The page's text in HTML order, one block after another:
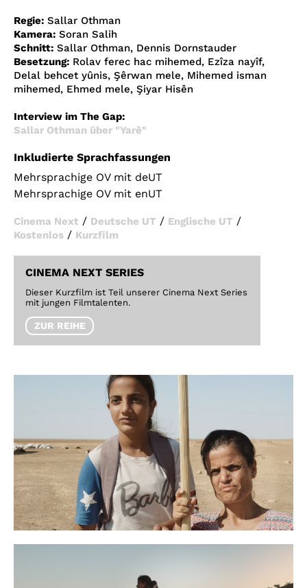
Regie: Sallar Othman
Kamera: Soran Salih
Schnitt: Sallar Othman, Dennis Dornstauder
Besetzung: Rolav ferec hac mihemed, Ezîza nayîf,
Delal behcet yûnis, Şêrwan mele, Mihemed isman
mihemed, Ehmed mele, Şiyar Hisên
Interview im The Gap:
Sallar Othman über "Yarê"
Inkludierte Sprachfassungen
Mehrsprachige OV mit deUT
Mehrsprachige OV mit enUT
Cinema Next / Deutsche UT / Englische UT /
Kostenlos / Kurzfilm
CINEMA NEXT SERIES
Dieser Kurzfilm ist Teil unserer Cinema Next Series
mit jungen Filmtalenten.
ZUR REIHE